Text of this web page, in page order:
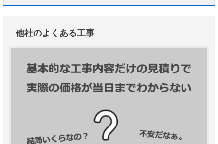
他社のよくある工事